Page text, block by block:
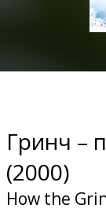
Подарки
Клуб
Гринч –
(2000)
How the